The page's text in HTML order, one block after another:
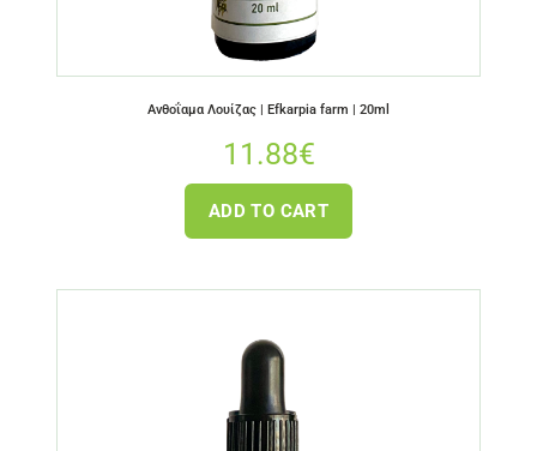
Ανθοΐαμα Λουίζας | Efkarpia farm | 20ml
11.88€
ADD TO CART